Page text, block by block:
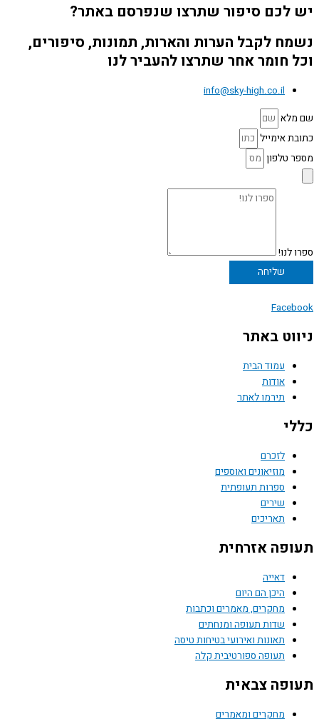
יש לכם סיפור שתרצו שנפרסם באתר?
נשמח לקבל הערות והארות, תמונות, סיפורים,
וכל חומר אחר שתרצו להעביר לנו
info@sky-high.co.il
שם מלא
כתובת אימייל
מספר טלפון
ספרו לנו!
שליחה
Facebook
ניווט באתר
עמוד הבית
אודות
תירמו לאתר
כללי
לזכרם
מוזיאונים ואוספים
ספרות תעופתית
שירים
תאריכים
תעופה אזרחית
דאייה
היכן הם היום
מחקרים, מאמרים וכתבות
שדות תעופה ומנחתים
תאונות ואירועי בטיחות טיסה
תעופה ספורטיבית קלה
תעופה צבאית
מחקרים ומאמרים